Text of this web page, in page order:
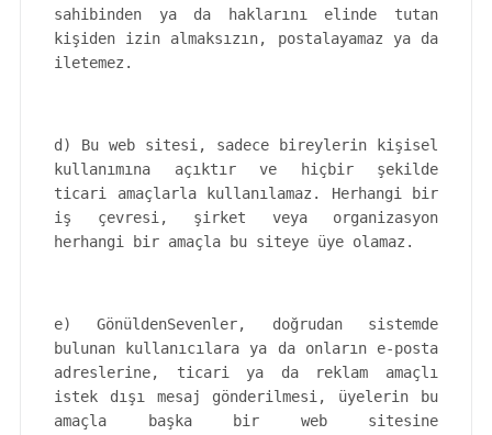
sahibinden ya da haklarını elinde tutan
kişiden izin almaksızın, postalayamaz ya da
iletemez.
d) Bu web sitesi, sadece bireylerin kişisel
kullanımına açıktır ve hiçbir şekilde
ticari amaçlarla kullanılamaz. Herhangi bir
iş çevresi, şirket veya organizasyon
herhangi bir amaçla bu siteye üye olamaz.
e) GönüldenSevenler, doğrudan sistemde
bulunan kullanıcılara ya da onların e-posta
adreslerine, ticari ya da reklam amaçlı
istek dışı mesaj gönderilmesi, üyelerin bu
amaçla başka bir web sitesine